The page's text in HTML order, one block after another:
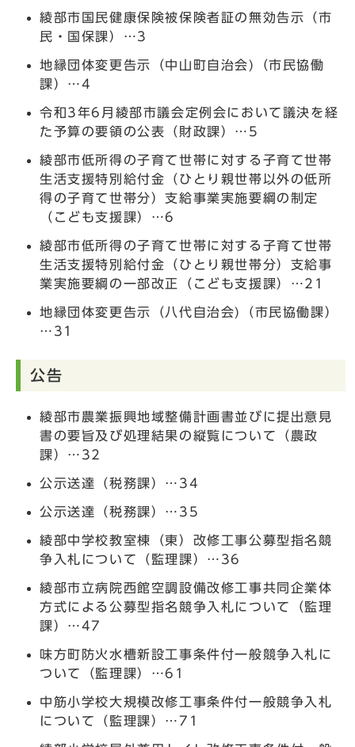
綾部市国民健康保険被保険者証の無効告示（市
民・国保課）…3
地縁団体変更告示（中山町自治会)（市民協働
課）…4
令和3年6月綾部市議会定例会において議決を経
た予算の要領の公表（財政課）…5
綾部市低所得の子育て世帯に対する子育て世帯
生活支援特別給付金（ひとり親世帯以外の低所
得の子育て世帯分）支給事業実施要綱の制定
（こども支援課）…6
綾部市低所得の子育て世帯に対する子育て世帯
生活支援特別給付金（ひとり親世帯分）支給事
業実施要綱の一部改正（こども支援課）…21
地縁団体変更告示（八代自治会)（市民協働課）
…31
公告
綾部市農業振興地域整備計画書並びに提出意見
書の要旨及び処理結果の縦覧について（農政
課）…32
公示送達（税務課）…34
公示送達（税務課）…35
綾部中学校教室棟（東）改修工事公募型指名競
争入札について（監理課）…36
綾部市立病院西館空調設備改修工事共同企業体
方式による公募型指名競争入札について（監理
課）…47
味方町防火水槽新設工事条件付一般競争入札に
ついて（監理課）…61
中筋小学校大規模改修工事条件付一般競争入札
について（監理課）…71